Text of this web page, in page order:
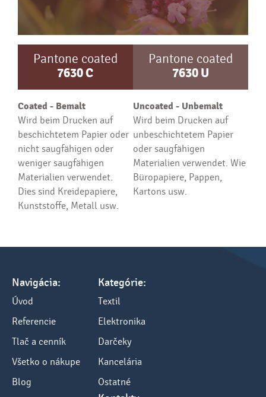
Pantone coated
7630C
Coated - Bemalt
Wird beim Drucken auf
beschichtetem Papier oder
nicht saugfähigen oder
weniger saugfähigen
Materialien verwendet.
Dies sind Kreidepapiere,
Kunststoffe, Metall usw.
Pantone coated
7630U
Uncoated - Unbemalt
Wird beim Drucken auf
unbeschichtetem Papier
oder saugfähigen
Materialien verwendet. Wie
Büropapiere, Pappen,
Kartons usw.
Navigácia:
Úvod
Referencie
Tlač a cenník
Všetko o nákupe
Blog
Kategórie:
Textil
Elektronika
Darčeky
Kancelária
Ostatné